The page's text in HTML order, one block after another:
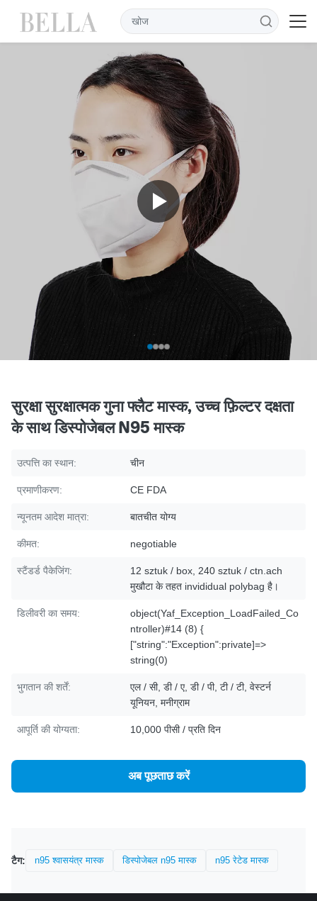
सुरक्षा सुरक्षात्मक गुना फ्लैट मास्क, उच्च फ़िल्टर दक्षता
के साथ डिस्पोजेबल N95 मास्क
उत्पत्ति का स्थान: चीन
प्रमाणीकरण: CE FDA
न्यूनतम आदेश मात्रा: बातचीत योग्य
कीमत: negotiable
स्टैंडर्ड पैकेजिंग:
12 sztuk / box, 240 sztuk / ctn.ach
मुखौटा के तहत invididual polybag है।
डिलीवरी का समय:
object(Yaf_Exception_LoadFailed_Co
ntroller)#14 (8) {
["string":"Exception":private]=>
string(0)
भुगतान की शर्तें:
एल / सी, डी / ए, डी / पी, टी / टी, वेस्टर्न
यूनियन, मनीग्राम
आपूर्ति की योग्यता: 10,000 पीसी / प्रति दिन
अब पूछताछ करें
टैग: n95 श्वासयंत्र मास्क डिस्पोजेबल n95 मास्क n95 रेटेड मास्क